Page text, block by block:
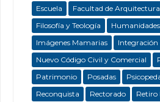
Escuela
Facultad de Arquitectura
Filosofía y Teología
Humanidades
Imágenes Mamarias
Integración
Nuevo Código Civil y Comercial
Patrimonio
Posadas
Reconquista
Rectorado
Retiro